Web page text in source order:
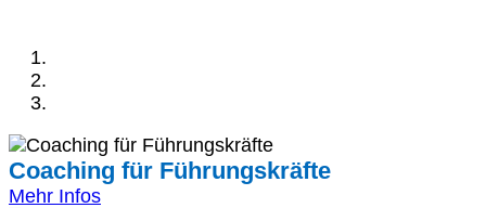
Coaching für Führungskräfte
Mehr Infos